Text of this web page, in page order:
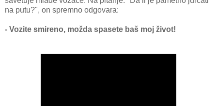
na putu?", on spremno odgovara:
- Vozite smireno, možda spasete baš moj život!